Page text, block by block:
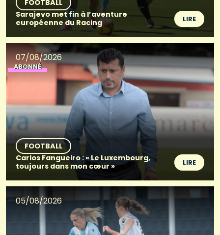
FOOTBALL
Sarajevo met fin à l’aventure
européenne du Racing
LIRE
07/08/2026
ABONNÉ
FOOTBALL
Carlos Fangueiro : « Le Luxembourg,
toujours dans mon cœur »
LIRE
05/08/2026